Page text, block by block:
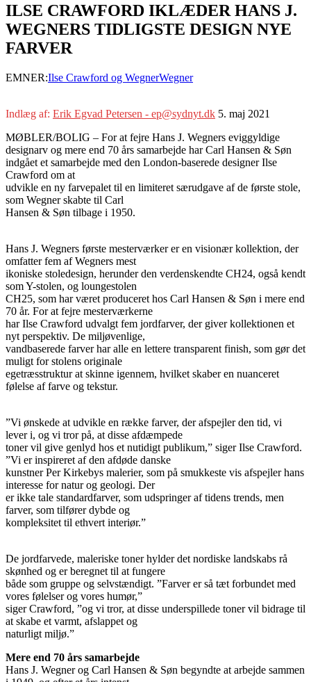
ILSE CRAWFORD IKLÆDER HANS J.
WEGNERS TIDLIGSTE DESIGN NYE
FARVER
EMNER:Ilse Crawford og WegnerWegner
Indlæg af: Erik Egvad Petersen - ep@sydnyt.dk 5. maj 2021
MØBLER/BOLIG – For at fejre Hans J. Wegners eviggyldige
designarv og mere end 70 års samarbejde har Carl Hansen & Søn
indgået et samarbejde med den London-baserede designer Ilse
Crawford om at
udvikle en ny farvepalet til en limiteret særudgave af de første stole,
som Wegner skabte til Carl
Hansen & Søn tilbage i 1950.
Hans J. Wegners første mesterværker er en visionær kollektion, der
omfatter fem af Wegners mest
ikoniske stoledesign, herunder den verdenskendte CH24, også kendt
som Y-stolen, og loungestolen
CH25, som har været produceret hos Carl Hansen & Søn i mere end
70 år. For at fejre mesterværkerne
har Ilse Crawford udvalgt fem jordfarver, der giver kollektionen et
nyt perspektiv. De miljøvenlige,
vandbaserede farver har alle en lettere transparent finish, som gør det
muligt for stolens originale
egetræsstruktur at skinne igennem, hvilket skaber en nuanceret
følelse af farve og tekstur.
”Vi ønskede at udvikle en række farver, der afspejler den tid, vi
lever i, og vi tror på, at disse afdæmpede
toner vil give genlyd hos et nutidigt publikum,” siger Ilse Crawford.
”Vi er inspireret af den afdøde danske
kunstner Per Kirkebys malerier, som på smukkeste vis afspejler hans
interesse for natur og geologi. Der
er ikke tale standardfarver, som udspringer af tidens trends, men
farver, som tilfører dybde og
kompleksitet til ethvert interiør.”
De jordfarvede, maleriske toner hylder det nordiske landskabs rå
skønhed og er beregnet til at fungere
både som gruppe og selvstændigt. ”Farver er så tæt forbundet med
vores følelser og vores humør,”
siger Crawford, ”og vi tror, at disse underspillede toner vil bidrage til
at skabe et varmt, afslappet og
naturligt miljø.”
Mere end 70 års samarbejde
Hans J. Wegner og Carl Hansen & Søn begyndte at arbejde sammen